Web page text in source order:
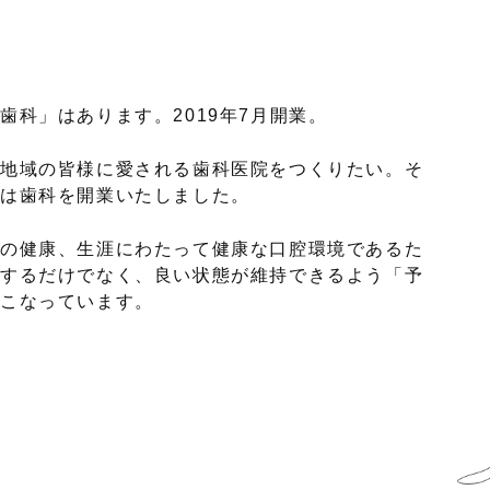
科」はあります。2019年7月開業。
域の皆様に愛される歯科医院をつくりたい。そ
歯科を開業いたしました。
健康、生涯にわたって健康な口腔環境であるた
るだけでなく、良い状態が維持できるよう「予
なっています。